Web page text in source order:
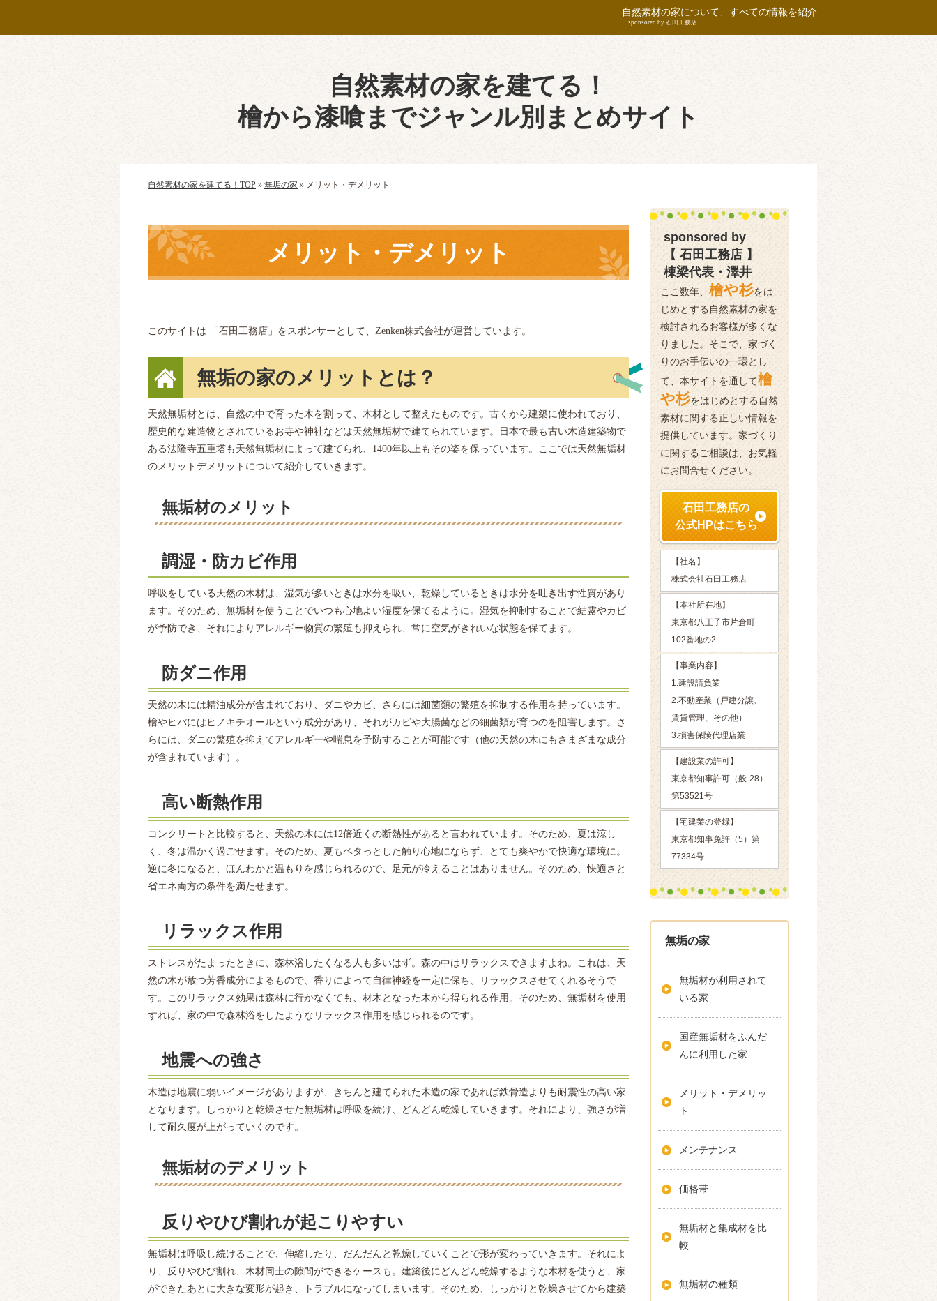
自然素材の家を建てる！
檜から漆喰までジャンル別まとめサイト
自然素材の家について、すべての情報を紹介
sponsored by 石田工務店
自然素材の家を建てる！TOP » 無垢の家 » メリット・デメリット
メリット・デメリット
このサイトは 「石田工務店」をスポンサーとして、Zenken株式会社が運営しています。
無垢の家のメリットとは？
天然無垢材とは、自然の中で育った木を割って、木材として整えたものです。古くから建築に使われており、
歴史的な建造物とされているお寺や神社などは天然無垢材で建てられています。日本で最も古い木造建築物で
ある法隆寺五重塔も天然無垢材によって建てられ、1400年以上もその姿を保っています。ここでは天然無垢材
のメリットデメリットについて紹介していきます。
無垢材のメリット
調湿・防カビ作用
呼吸をしている天然の木材は、湿気が多いときは水分を吸い、乾燥しているときは水分を吐き出す性質があり
ます。そのため、無垢材を使うことでいつも心地よい湿度を保てるように。湿気を抑制することで結露やカビ
が予防でき、それによりアレルギー物質の繁殖も抑えられ、常に空気がきれいな状態を保てます。
防ダニ作用
天然の木には精油成分が含まれており、ダニやカビ、さらには細菌類の繁殖を抑制する作用を持っています。
檜やヒバにはヒノキチオールという成分があり、それがカビや大腸菌などの細菌類が育つのを阻害します。さ
らには、ダニの繁殖を抑えてアレルギーや喘息を予防することが可能です（他の天然の木にもさまざまな成分
が含まれています）。
高い断熱作用
コンクリートと比較すると、天然の木には12倍近くの断熱性があると言われています。そのため、夏は涼し
く、冬は温かく過ごせます。そのため、夏もベタっとした触り心地にならず、とても爽やかで快適な環境に。
逆に冬になると、ほんわかと温もりを感じられるので、足元が冷えることはありません。そのため、快適さと
省エネ両方の条件を満たせます。
リラックス作用
ストレスがたまったときに、森林浴したくなる人も多いはず。森の中はリラックスできますよね。これは、天
然の木が放つ芳香成分によるもので、香りによって自律神経を一定に保ち、リラックスさせてくれるそうで
す。このリラックス効果は森林に行かなくても、材木となった木から得られる作用。そのため、無垢材を使用
すれば、家の中で森林浴をしたようなリラックス作用を感じられるのです。
地震への強さ
木造は地震に弱いイメージがありますが、きちんと建てられた木造の家であれば鉄骨造よりも耐震性の高い家
となります。しっかりと乾燥させた無垢材は呼吸を続け、どんどん乾燥していきます。それにより、強さが増
して耐久度が上がっていくのです。
無垢材のデメリット
反りやひび割れが起こりやすい
無垢材は呼吸し続けることで、伸縮したり、だんだんと乾燥していくことで形が変わっていきます。それによ
り、反りやひび割れ、木材同士の隙間ができるケースも。建築後にどんどん乾燥するような木材を使うと、家
ができたあとに大きな変形が起き、トラブルになってしまいます。そのため、しっかりと乾燥させてから建築
sponsored by
【 石田工務店 】
棟梁代表・澤井
ここ数年、 檜や杉をは
じめとする自然素材の家を
検討されるお客様が多くな
りました。そこで、家づく
りのお手伝いの一環とし
て、本サイトを通して檜
や杉をはじめとする自然
素材に関する正しい情報を
提供しています。家づくり
に関するご相談は、お気軽
にお問合せください。
石田工務店の
公式HPはこちら
【社名】
株式会社石田工務店
【本社所在地】
東京都八王子市片倉町
102番地の2
【事業内容】
1.建設請負業
2.不動産業（戸建分譲、
賃貸管理、その他）
3.損害保険代理店業
【建設業の許可】
東京都知事許可（般-28）
第53521号
【宅建業の登録】
東京都知事免許（5）第
77334号
無垢の家
無垢材が利用されて
いる家
国産無垢材をふんだ
んに利用した家
メリット・デメリッ
ト
メンテナンス
価格帯
無垢材と集成材を比
較
無垢材の種類